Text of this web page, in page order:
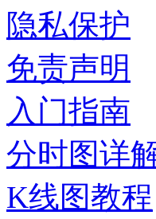
隐私保护
免责声明
入门指南
分时图详
K线图教程